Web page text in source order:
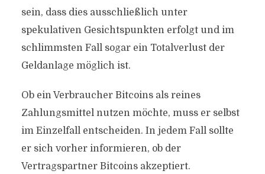
sein, dass dies ausschließlich unter
spekulativen Gesichtspunkten erfolgt und im
schlimmsten Fall sogar ein Totalverlust der
Geldanlage möglich ist.
Ob ein Verbraucher Bitcoins als reines
Zahlungsmittel nutzen möchte, muss er selbst
im Einzelfall entscheiden. In jedem Fall sollte
er sich vorher informieren, ob der
Vertragspartner Bitcoins akzeptiert.